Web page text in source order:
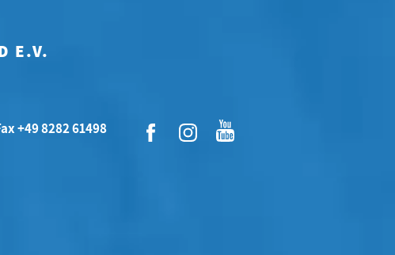
E.V.
+49 8282 61498